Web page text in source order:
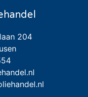
204
Tel: 0529-481554